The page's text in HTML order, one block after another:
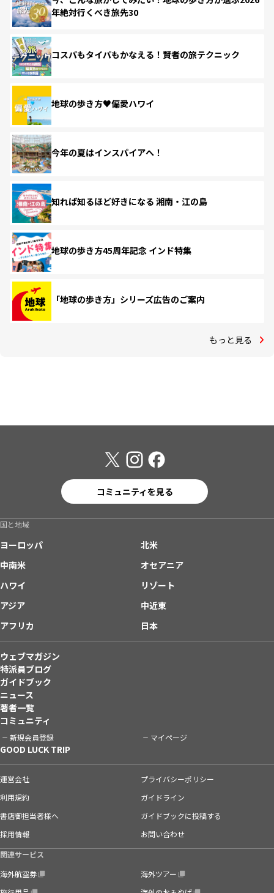
年絶対行くべき旅先30
コスパもタイパもかなえる！賢者の旅テクニック
地球の歩き方♥偏愛ハワイ
今年の夏はインスパイアへ！
知れば知るほど好きになる 湘南・江の島
地球の歩き方45周年記念 インド特集
「地球の歩き方」シリーズ広告のご案内
もっと見る
コミュニティを見る
国と地域
ヨーロッパ
北米
中南米
オセアニア
ハワイ
リゾート
アジア
中近東
アフリカ
日本
ウェブマガジン
特派員ブログ
ガイドブック
ニュース
著者一覧
コミュニティ
新規会員登録 マイページ
GOOD LUCK TRIP
運営会社
プライバシーポリシー
利用規約
ガイドライン
書店御担当者様へ
ガイドブックに投稿する
採用情報
お問い合わせ
関連サービス
海外航空券
海外ツアー